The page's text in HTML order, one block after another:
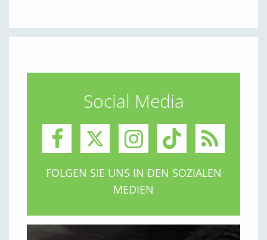
Social Media
FOLGEN SIE UNS IN DEN SOZIALEN
MEDIEN